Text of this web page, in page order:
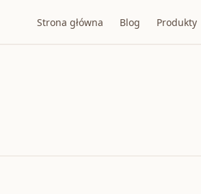
Strona główna Blog Produkty